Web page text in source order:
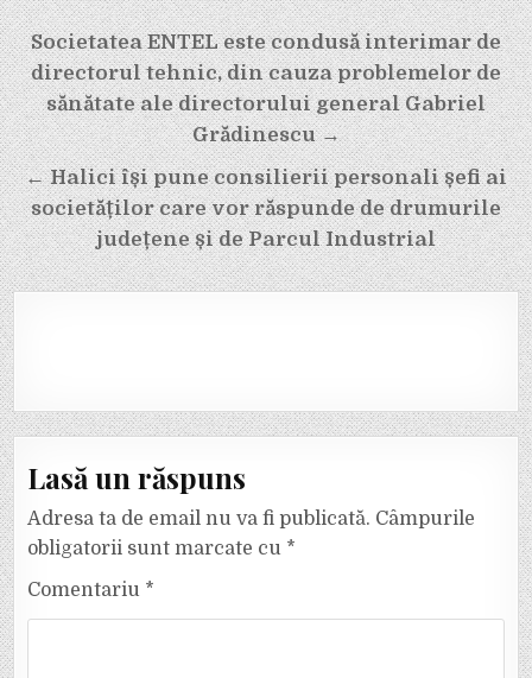
Navigare
în
articole
Societatea ENTEL este condusă interimar de
directorul tehnic, din cauza problemelor de
sănătate ale directorului general Gabriel
Grădinescu →
← Halici își pune consilierii personali șefi ai
societăților care vor răspunde de drumurile
județene și de Parcul Industrial
Lasă un răspuns
Adresa ta de email nu va fi publicată. Câmpurile
obligatorii sunt marcate cu *
Comentariu *